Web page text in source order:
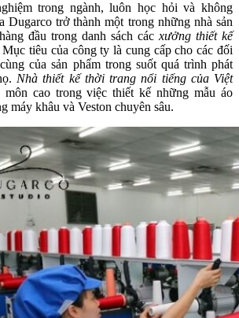
trong ngành, luôn học hỏi và không
Dugarco trở thành một trong những nhà sản
đầu trong danh sách các xưởng thiết kế
tiêu của công ty là cung cấp cho các đối
của sản phẩm trong suốt quá trình phát
Nhà thiết kế thời trang nổi tiếng của Việt
môn cao trong việc thiết kế những mẫu áo
máy khâu và Veston chuyên sâu.